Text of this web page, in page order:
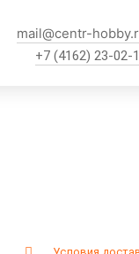
mail@centr-
+7 (4162) 23-02-